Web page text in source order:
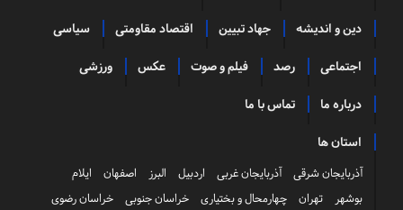
دین و اندیشه جهاد تبیین اقتصاد مقاومتی سیاسی
اجتماعی رصد فیلم و صوت عکس ورزشی
درباره ما تماس با ما
استان ها
آذربایجان شرقی آذربایجان غربی اردبیل البرز اصفهان
ایلام
بوشهر
تهران چهارمحال و بختیاری خراسان جنوبی
خراسان رضوی